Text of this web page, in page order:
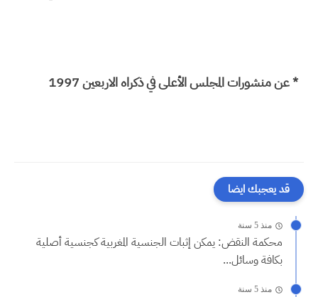
* عن منشورات المجلس الأعلى في ذكراه الاربعين 1997
قد يعجبك ايضا
منذ 5 سنة
محكمة النقض: يمكن إثبات الجنسية المغربية كجنسية أصلية
بكافة وسائل...
منذ 5 سنة